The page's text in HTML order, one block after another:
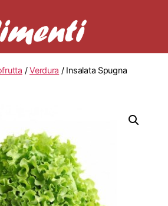
/Verdura / Insalata Spugna